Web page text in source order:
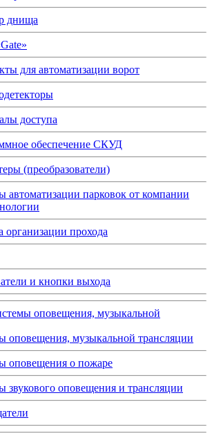
днища
для автоматизации ворот
доступа
обеспечение СКУД
(преобразователи)
автоматизации парковок от компании
организации прохода
и кнопки выхода
оповещения, музыкальной
оповещения, музыкальной трансляции
оповещения о пожаре
звукового оповещения и трансляции